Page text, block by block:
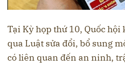
Tại Kỳ họp thứ 10, Quốc hội
qua Luật sửa đổi, bổ sung
có liên quan đến an ninh,